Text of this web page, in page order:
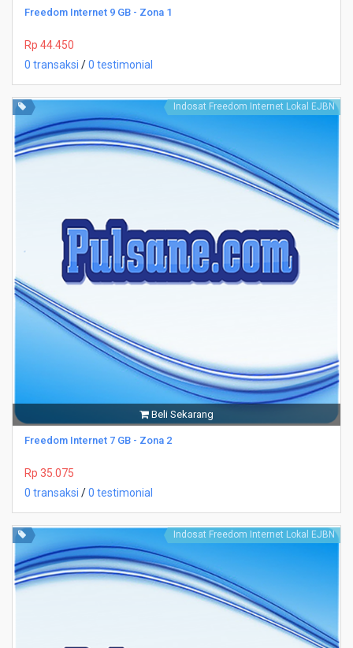
Freedom Internet 9 GB - Zona 1
Rp 44.450
0 transaksi /0 testimonial
Indosat Freedom Internet Lokal EJBN
Beli Sekarang
Freedom Internet 7 GB - Zona 2
Rp 35.075
0 transaksi /0 testimonial
Indosat Freedom Internet Lokal EJBN